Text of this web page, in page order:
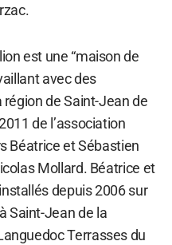
est une “maison de
avec des
de Saint-Jean de
de l’association
Béatrice et Sébastien
Mollard. Béatrice et
depuis 2006 sur
Saint-Jean de la
Terrasses du